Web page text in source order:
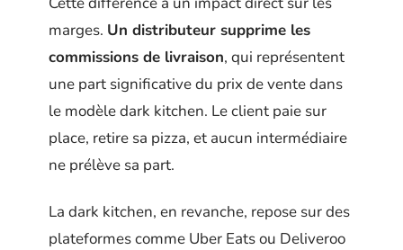
marges. Un distributeur supprime les
commissions de livraison, qui représentent
une part significative du prix de vente dans
le modèle dark kitchen. Le client paie sur
place, retire sa pizza, et aucun intermédiaire
ne prélève sa part.
La dark kitchen, en revanche, repose sur des
plateformes comme Uber Eats ou Deliveroo